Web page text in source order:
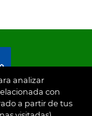
analizar
con
a partir de tus